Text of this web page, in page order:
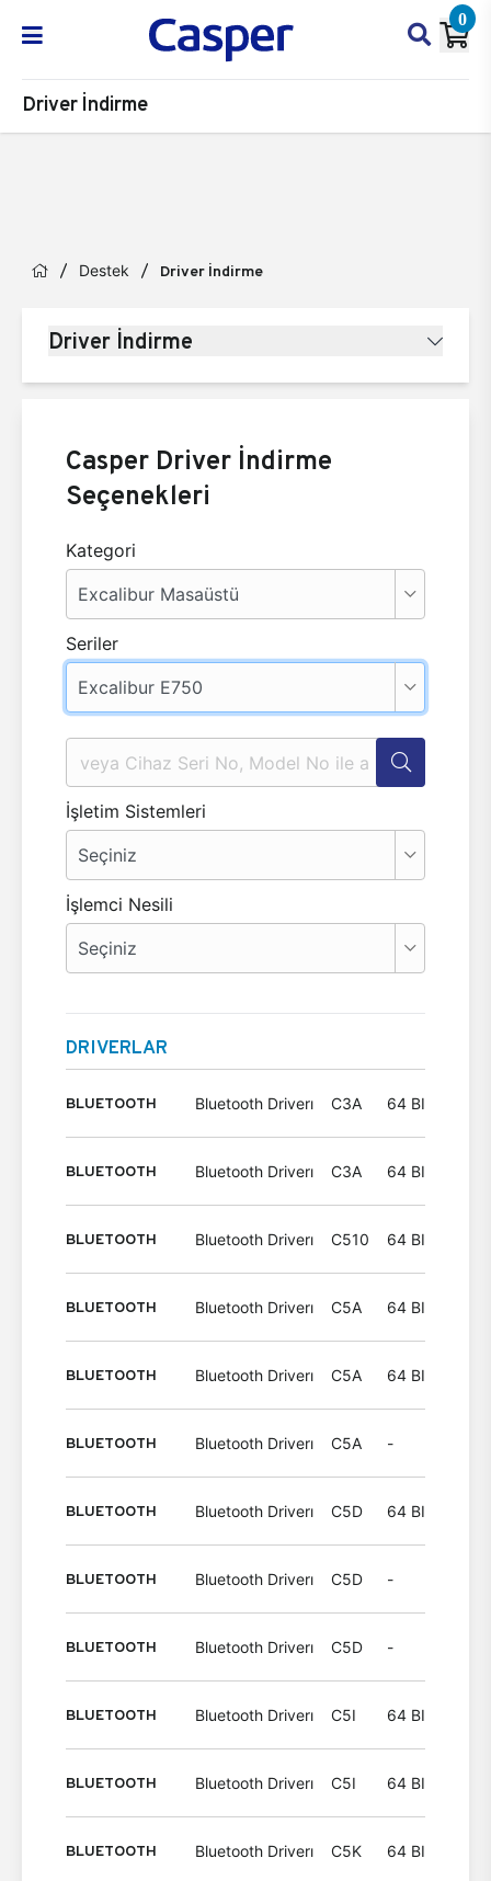
0
Driver İndirme
Destek Driver İndirme
Driver İndirme
Casper Driver İndirme
Seçenekleri
Kategori
Seriler
İşletim Sistemleri
İşlemci Nesili
DRIVERLAR
BLUETOOTH Bluetooth Driverı C3A 64 BIT
BLUETOOTH Bluetooth Driverı C3A 64 BIT
BLUETOOTH Bluetooth Driverı C510 64 BIT
BLUETOOTH Bluetooth Driverı C5A 64 BIT
BLUETOOTH Bluetooth Driverı C5A 64 BIT
BLUETOOTH Bluetooth Driverı C5A -
BLUETOOTH Bluetooth Driverı C5D 64 BIT
BLUETOOTH Bluetooth Driverı C5D -
BLUETOOTH Bluetooth Driverı C5D -
BLUETOOTH Bluetooth Driverı C5I 64 BIT
BLUETOOTH Bluetooth Driverı C5I 64 BIT
BLUETOOTH Bluetooth Driverı C5K 64 BIT